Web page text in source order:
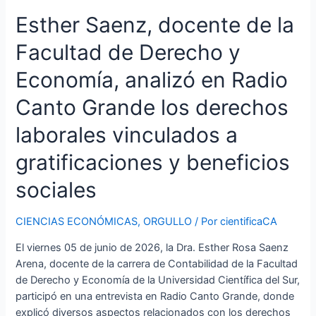
Esther Saenz, docente de la
Facultad de Derecho y
Economía, analizó en Radio
Canto Grande los derechos
laborales vinculados a
gratificaciones y beneficios
sociales
CIENCIAS ECONÓMICAS,ORGULLO / PorcientificaCA
El viernes 05 de junio de 2026, la Dra. Esther Rosa Saenz
Arena, docente de la carrera de Contabilidad de la Facultad
de Derecho y Economía de la Universidad Científica del Sur,
participó en una entrevista en Radio Canto Grande, donde
explicó diversos aspectos relacionados con los derechos
a
gratificaciones
y
beneficios
sociales